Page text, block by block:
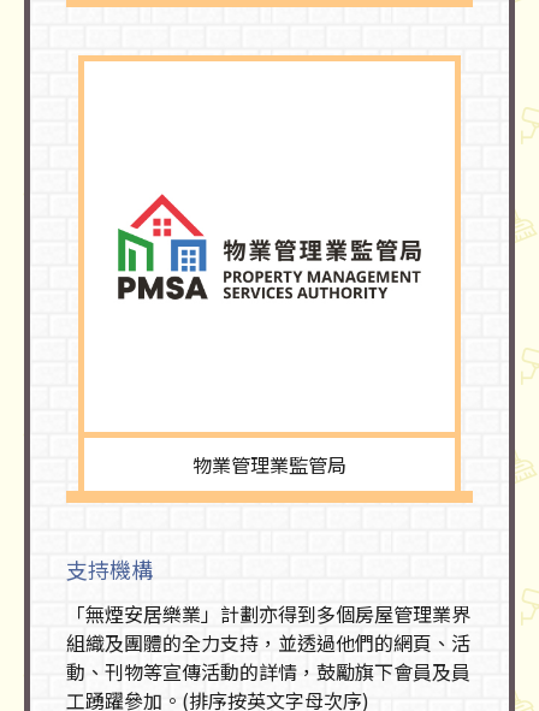
物業管理業監管局
支持機構
「無煙安居樂業」計劃亦得到多個房屋管理業界
組織及團體的全力支持，並透過他們的網頁、活
動、刊物等宣傳活動的詳情，鼓勵旗下會員及員
工踴躍參加。(排序按英文字母次序)